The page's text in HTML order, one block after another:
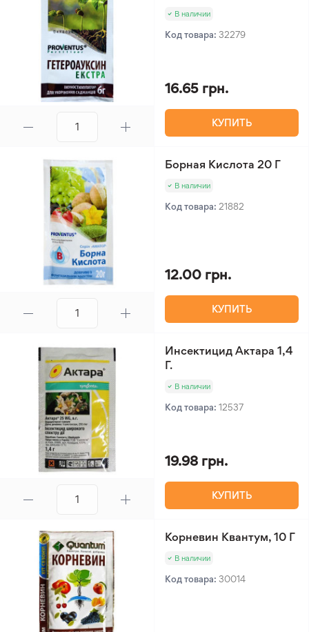
В наличии
Код товара: 32279
16.65 грн.
КУПИТЬ
Борная Кислота 20 Г
В наличии
Код товара: 21882
12.00 грн.
КУПИТЬ
Инсектицид Актара 1,4
Г.
В наличии
Код товара: 12537
19.98 грн.
КУПИТЬ
Корневин Квантум, 10 Г
В наличии
Код товара: 30014